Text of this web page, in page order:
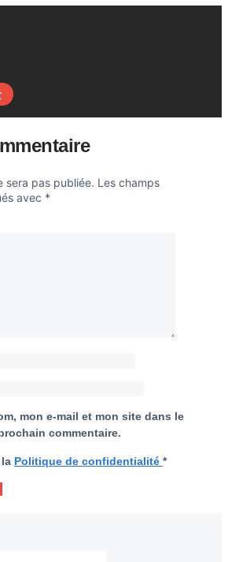
sera pas publiée. Les champs
avec *
mon e-mail et mon site dans le
commentaire.
la Politique de confidentialité *